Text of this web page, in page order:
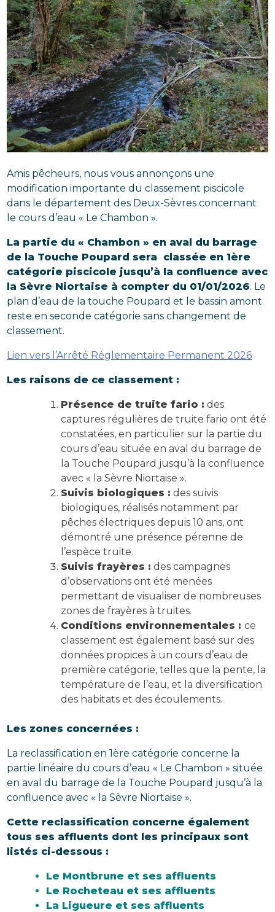
Amis pêcheurs, nous vous annonçons une
modification importante du classement piscicole
dans le département des Deux-Sèvres concernant
le cours d’eau « Le Chambon ».
La partie du « Chambon » en aval du barrage
de la Touche Poupard sera classée en 1ère
catégorie piscicole jusqu’à la confluence avec
la Sèvre Niortaise à compter du 01/01/2026. Le
plan d’eau de la touche Poupard et le bassin amont
reste en seconde catégorie sans changement de
classement.
Lien vers l’Arrêté Réglementaire Permanent 2026
Les raisons de ce classement :
Présence de truite fario : des
captures régulières de truite fario ont été
constatées, en particulier sur la partie du
cours d’eau située en aval du barrage de
la Touche Poupard jusqu’à la confluence
avec « la Sèvre Niortaise ».
Suivis biologiques : des suivis
biologiques, réalisés notamment par
pêches électriques depuis 10 ans, ont
démontré une présence pérenne de
l’espèce truite.
Suivis frayères : des campagnes
d’observations ont été menées
permettant de visualiser de nombreuses
zones de frayères à truites.
Conditions environnementales :ce
classement est également basé sur des
données propices à un cours d’eau de
première catégorie, telles que la pente, la
température de l’eau, et la diversification
des habitats et des écoulements.
Les zones concernées :
La reclassification en 1ère catégorie concerne la
partie linéaire du cours d’eau « Le Chambon » située
en aval du barrage de la Touche Poupard jusqu’à la
confluence avec « la Sèvre Niortaise ».
Cette reclassification concerne également
tous ses affluents dont les principaux sont
listés ci-dessous :
Le Montbrune et ses affluents
Le Rocheteau et ses affluents
La Ligueure et ses affluents